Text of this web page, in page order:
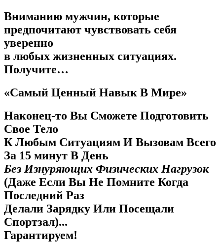
Вниманию мужчин, которые
предпочитают чувствовать себя
уверенно
в любых жизненных ситуациях.
Получите…
«Самый Ценный Навык В Мире»
Наконец-то Вы Сможете Подготовить
Свое Тело
К Любым Ситуациям И Вызовам Всего
За 15 минут В День
Без Изнуряющих Физических Нагрузок
(Даже Если Вы Не Помните Когда
Последний Раз
Делали Зарядку Или Посещали
Спортзал)...
Гарантируем!